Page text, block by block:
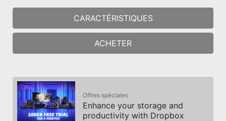
CARACTÉRISTIQUES
ACHETER
Offres spéciales
Enhance your storage and
productivity with Dropbox